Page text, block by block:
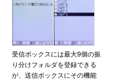
受信ボックスには最大9個の振
り分けフォルダを登録できる
が、送信ボックスにその機能